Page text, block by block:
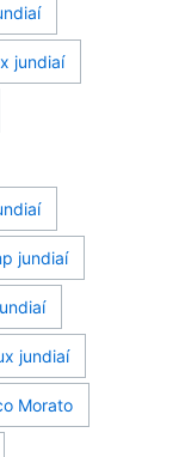
jundiaí
jundiaí
jundiaí
Morato